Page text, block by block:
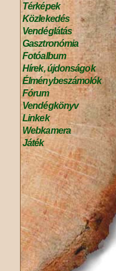
Térképek
Közlekedés
Vendéglátás
Gasztronómia
Fotóalbum
Hírek, újdonságok
Élménybeszámolók
Fórum
Vendégkönyv
Linkek
Webkamera
Játék